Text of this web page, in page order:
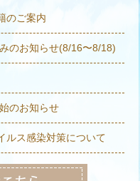
のご案内
のお知らせ(8/16〜8/18)
のお知らせ
ルス感染対策について